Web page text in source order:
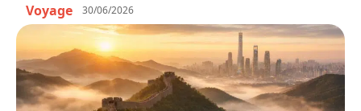
Voyage 30/06/2026